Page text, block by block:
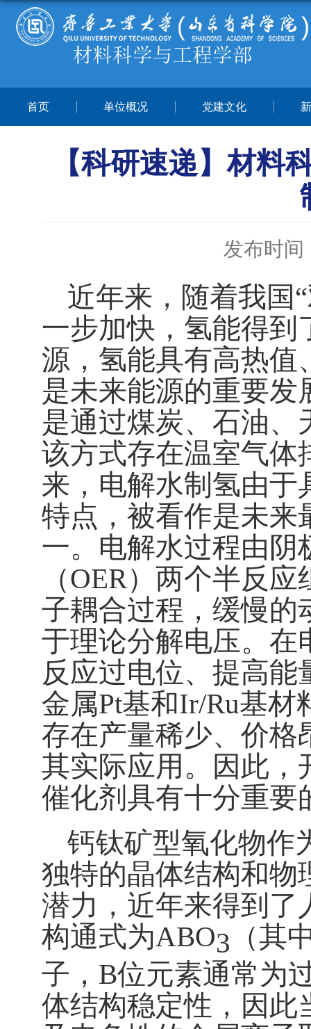
首页 单位概况 党建文化
【科研速递】材料
发布时间
近年来， 随着我国
一步加快，氢能得到
源，氢能具有高热值
是未来能源的重要发
是通过煤炭、石油、
该方式存在温室气体
来， 电解水制氢由于
特点， 被看作是未来
一。 电解水过程由阴
（OER）两个半反应
子耦合过程，缓慢的
于理论分解电压。 在
反应过电位、提高
金属Pt基和Ir/Ru基材
存在产量稀少、价格
其实际应用。因此，
催化剂具有十分重要
钙钛矿型氧化物作
独特的晶体结构和物
潜力，近年来得到了
构通式为ABO3 （其
子， B位元素通常为
体结构稳定性 ， 因此